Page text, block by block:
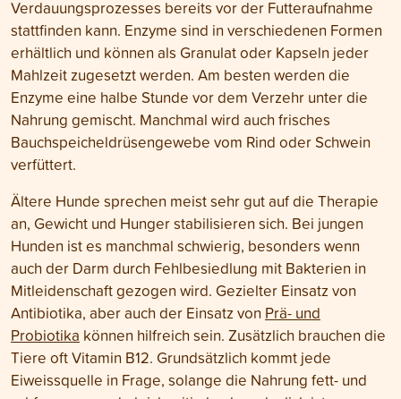
Verdauungsprozesses bereits vor der Futteraufnahme
stattfinden kann. Enzyme sind in verschiedenen Formen
erhältlich und können als Granulat oder Kapseln jeder
Mahlzeit zugesetzt werden. Am besten werden die
Enzyme eine halbe Stunde vor dem Verzehr unter die
Nahrung gemischt. Manchmal wird auch frisches
Bauchspeicheldrüsengewebe vom Rind oder Schwein
verfüttert.
Ältere Hunde sprechen meist sehr gut auf die Therapie
an, Gewicht und Hunger stabilisieren sich. Bei jungen
Hunden ist es manchmal schwierig, besonders wenn
auch der Darm durch Fehlbesiedlung mit Bakterien in
Mitleidenschaft gezogen wird. Gezielter Einsatz von
Antibiotika, aber auch der Einsatz von Prä- und
Probiotika können hilfreich sein. Zusätzlich brauchen die
Tiere oft Vitamin B12. Grundsätzlich kommt jede
Eiweissquelle in Frage, solange die Nahrung fett- und